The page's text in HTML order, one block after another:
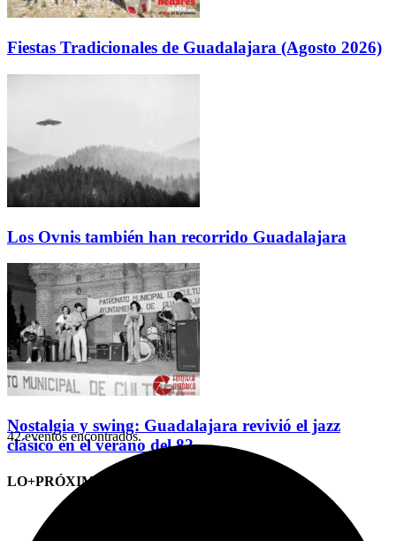
Fiestas Tradicionales de Guadalajara (Agosto 2026)
Los Ovnis también han recorrido Guadalajara
Nostalgia y swing: Guadalajara revivió el jazz
clásico en el verano del 82
LO+PRÓXIMO (CITAS)
42 eventos encontrados.